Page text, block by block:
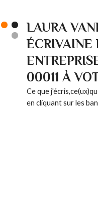
LAURA
ÉCRIVAINE
00011 À
Ce que
en cliquant sur les